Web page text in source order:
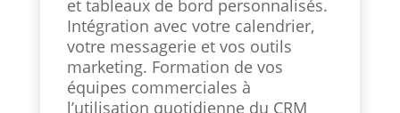
et tableaux de bord personnalisés.
Intégration avec votre calendrier,
votre messagerie et vos outils
marketing. Formation de vos
équipes commerciales à
l’utilisation quotidienne du CRM